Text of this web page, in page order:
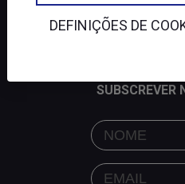
SUBSCREVER
DEFINIÇÕES DE